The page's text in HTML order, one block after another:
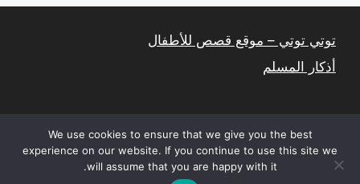
توتي توتي – موقع قصص للأطفال
أذكار المسلم
We use cookies to ensure that we give you the best
experience on our website. If you continue to use this site we
will assume that you are happy with it.